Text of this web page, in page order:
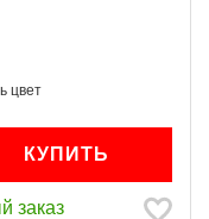
КУПИТЬ
заказ